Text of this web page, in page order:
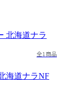
全1商品
海道ナラNF